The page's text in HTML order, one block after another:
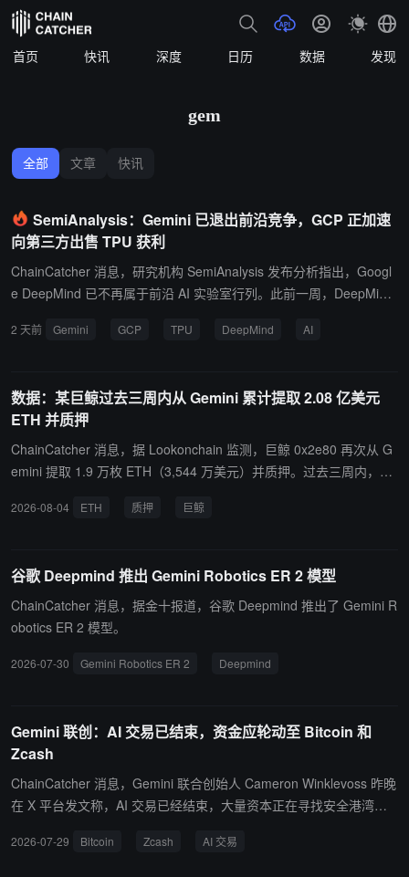
首页 快讯 深度 日历 数据 发现
gem
全部 文章 快讯
SemiAnalysis：Gemini 已退出前沿竞争，GCP 正加速
向第三方出售 TPU 获利
ChainCatcher 消息，研究机构 SemiAnalysis 发布分析指出，Googl
e DeepMind 已不再属于前沿 AI 实验室行列。此前一周，DeepMind
Dean 及 Gemini 联合负责人 Oriol Vinyals 等核心成员离职，创立新
emini 3.5 Pro 已被取消，Gemini 3.6 Flash 性能不及中国头部开源模
型与 Grok 4.5，当前 Gemini 在大模型排名中已跌至第 8 或第 9 位。
与此同时，GCP 正向 Anthropic 等竞争对手大量出售 TPU，过去 9
个月内已锁定数十万颗 TPU 的长期租赁及销售合同。Tokenomics 模
三方 AI 云服务收入将超 730 亿美元，TPU 系统销售额外贡献超 120
2 天前 Gemini GCP TPU DeepMind AI
数据：某巨鲸过去三周内从 Gemini 累计提取 2.08 亿美元
ETH 并质押
ChainCatcher 消息，据 Lookonchain 监测，巨鲸 0x2e80 再次从 G
emini 提取 1.9 万枚 ETH（3,544 万美元）并质押。过去三周内，该
2026-08-04 ETH 质押 巨鲸
谷歌 Deepmind 推出 Gemini Robotics ER 2 模型
ChainCatcher 消息，据金十报道，谷歌 Deepmind 推出了 Gemini R
obotics ER 2 模型。
2026-07-30 Gemini Robotics ER 2 Deepmind
Gemini 联创：AI 交易已结束，资金应轮动至 Bitcoin 和
Zcash
ChainCatcher 消息，Gemini 联合创始人 Cameron Winklevoss 昨晚
在 X 平台发文称，AI 交易已经结束，大量资本正在寻找安全港湾，
OSPI 指数暴跌 10.84%，三星电子跌 13.4%，SK 海力士跌 14.7%，
2026-07-29 Bitcoin Zcash AI 交易